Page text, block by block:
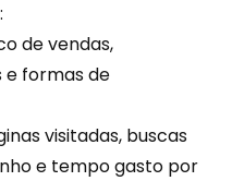
de vendas,
e formas de
visitadas, buscas
e tempo gasto por